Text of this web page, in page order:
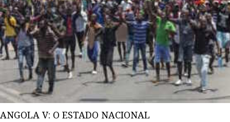
ANGOLA V: O ESTADO NACIONAL